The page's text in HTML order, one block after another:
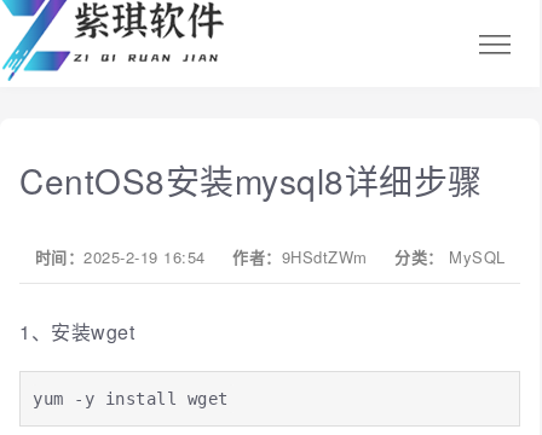
CentOS8安装mysql8详细步骤
时间： 2025-2-19 16:54 作者： 9HSdtZWm 分类： MySQL
1、安装wget
yum -y install wget